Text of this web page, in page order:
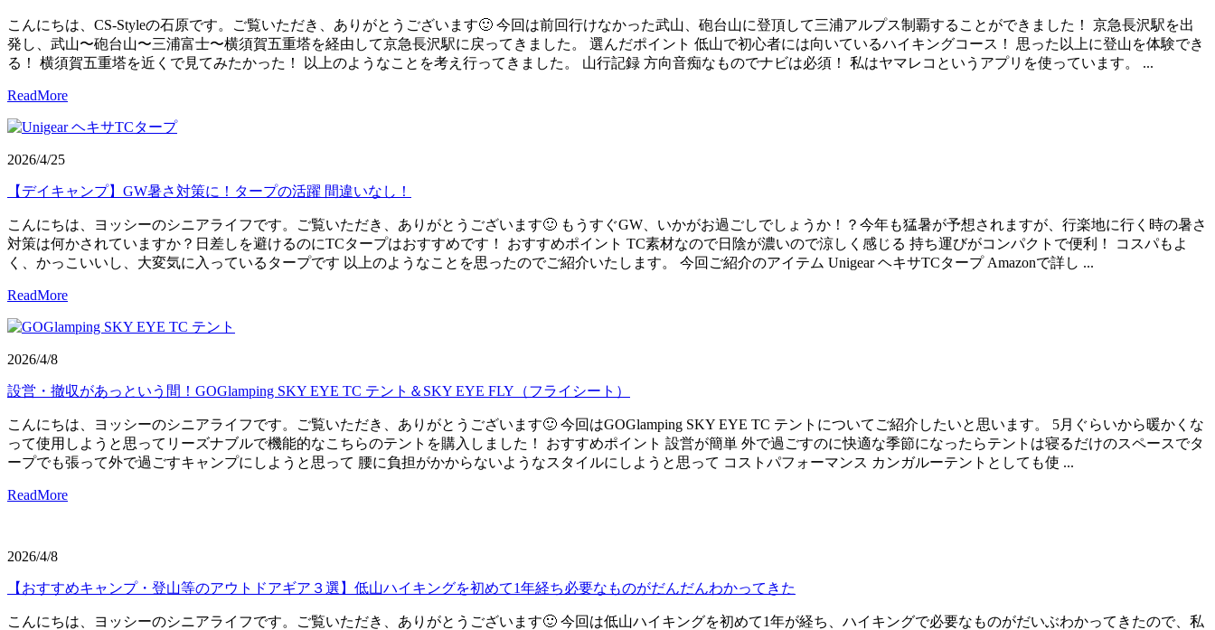
こんにちは、CS-Styleの石原です。ご覧いただき、ありがとうございます🙂 今回は前回行けなかった武山、砲台山に登頂して三浦アルプス制覇することができました！ 京急長沢駅を出
発し、武山〜砲台山〜三浦富士〜横須賀五重塔を経由して京急長沢駅に戻ってきました。 選んだポイント 低山で初心者には向いているハイキングコース！ 思った以上に登山を体験でき
る！ 横須賀五重塔を近くで見てみたかった！ 以上のようなことを考え行ってきました。 山行記録 方向音痴なものでナビは必須！ 私はヤマレコというアプリを使っています。 ...
ReadMore
2026/4/25
【デイキャンプ】GW暑さ対策に！タープの活躍 間違いなし！
こんにちは、ヨッシーのシニアライフです。ご覧いただき、ありがとうございます🙂 もうすぐGW、いかがお過ごしでしょうか！？今年も猛暑が予想されますが、行楽地に行く時の暑さ
対策は何かされていますか？日差しを避けるのにTCタープはおすすめです！ おすすめポイント TC素材なので日陰が濃いので涼しく感じる 持ち運びがコンパクトで便利！ コスパもよ
く、かっこいいし、大変気に入っているタープです 以上のようなことを思ったのでご紹介いたします。 今回ご紹介のアイテム Unigear ヘキサTCタープ Amazonで詳し ...
ReadMore
2026/4/8
設営・撤収があっという間！GOGlamping SKY EYE TC テント＆SKY EYE FLY（フライシート）
こんにちは、ヨッシーのシニアライフです。ご覧いただき、ありがとうございます🙂 今回はGOGlamping SKY EYE TC テントについてご紹介したいと思います。 5月ぐらいから暖かくな
って使用しようと思ってリーズナブルで機能的なこちらのテントを購入しました！ おすすめポイント 設営が簡単 外で過ごすのに快適な季節になったらテントは寝るだけのスペースでタ
ープでも張って外で過ごすキャンプにしようと思って 腰に負担がかからないようなスタイルにしようと思って コストパフォーマンス カンガルーテントとしても使 ...
ReadMore
2026/4/8
【おすすめキャンプ・登山等のアウトドアギア３選】低山ハイキングを初めて1年経ち必要なものがだんだんわかってきた
こんにちは、ヨッシーのシニアライフです。ご覧いただき、ありがとうございます🙂 今回は低山ハイキングを初めて1年が経ち、ハイキングで必要なものがだいぶわかってきたので、私